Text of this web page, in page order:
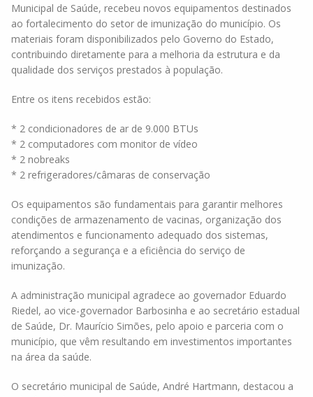
Municipal de Saúde, recebeu novos equipamentos destinados
ao fortalecimento do setor de imunização do município. Os
materiais foram disponibilizados pelo Governo do Estado,
contribuindo diretamente para a melhoria da estrutura e da
qualidade dos serviços prestados à população.
Entre os itens recebidos estão:
* 2 condicionadores de ar de 9.000 BTUs
* 2 computadores com monitor de vídeo
* 2 nobreaks
* 2 refrigeradores/câmaras de conservação
Os equipamentos são fundamentais para garantir melhores
condições de armazenamento de vacinas, organização dos
atendimentos e funcionamento adequado dos sistemas,
reforçando a segurança e a eficiência do serviço de
imunização.
A administração municipal agradece ao governador Eduardo
Riedel, ao vice-governador Barbosinha e ao secretário estadual
de Saúde, Dr. Maurício Simões, pelo apoio e parceria com o
município, que vêm resultando em investimentos importantes
na área da saúde.
O secretário municipal de Saúde, André Hartmann, destacou a